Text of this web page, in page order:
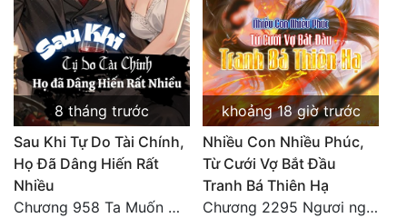
8 tháng trước
Sau Khi Tự Do Tài Chính,
Họ Đã Dâng Hiến Rất
Nhiều
Chương 958 Ta Muốn Cùng Các Cô Vĩnh Viễn Ở Bên Nhau (2) Hết
khoảng 18 giờ trước
Nhiều Con Nhiều Phúc,
Từ Cưới Vợ Bắt Đầu
Tranh Bá Thiên Hạ
Chương 2295 Ngươi nghĩ chuyện Đại Viêm tiên triều làm có thể giấu được thiên hạ sao?